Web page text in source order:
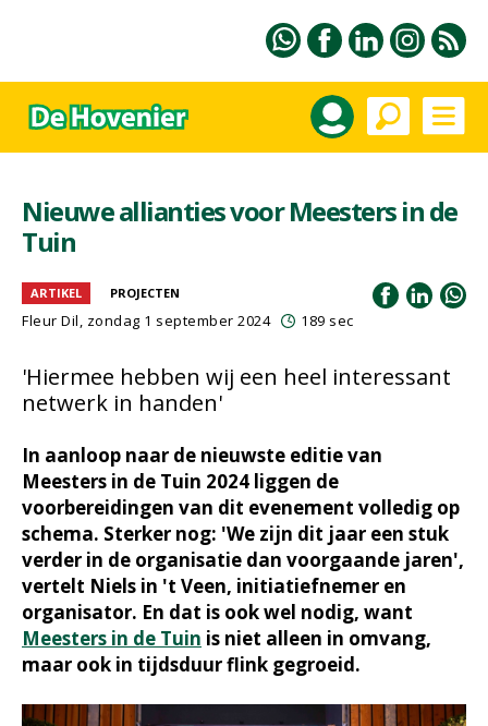
Nieuwe allianties voor Meesters in de
Tuin
ARTIKEL PROJECTEN
Fleur Dil, zondag 1 september 2024 189 sec
'Hiermee hebben wij een heel interessant
netwerk in handen'
In aanloop naar de nieuwste editie van
Meesters in de Tuin 2024 liggen de
voorbereidingen van dit evenement volledig op
schema. Sterker nog: 'We zijn dit jaar een stuk
verder in de organisatie dan voorgaande jaren',
vertelt Niels in 't Veen, initiatiefnemer en
organisator. En dat is ook wel nodig, want
Meesters in de Tuin is niet alleen in omvang,
maar ook in tijdsduur flink gegroeid.